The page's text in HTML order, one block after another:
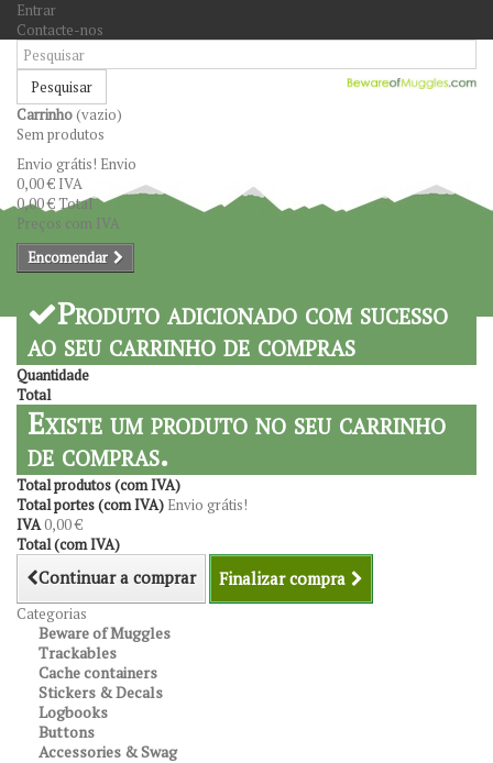
Entrar
Contacte-nos
Pesquisar
Carrinho(vazio)
Sem produtos
Envio grátis! Envio
0,00 € IVA
0,00 €Total
Preços com IVA
Encomendar
Produto adicionado com sucesso
ao seu carrinho de compras
Quantidade
Total
Existe um produto no seu carrinho
de compras.
Total produtos (com IVA)
Total portes (com IVA) Envio grátis!
IVA0,00 €
Total (com IVA)
Continuar a comprar Finalizar compra
Categorias
Beware of Muggles
Trackables
Cache containers
Stickers & Decals
Logbooks
Buttons
Accessories & Swag